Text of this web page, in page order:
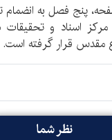
«روشنای بدر» در ۴۴۷ صفحه، پنج
همت مرکز اسناد و
مقدس قرار گرفته است.
نظر شما